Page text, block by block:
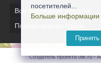
Все последние новости
Полная версия сайта
Создатель проекта 0lik.ru -
посетителей...
Больше информации
Принять